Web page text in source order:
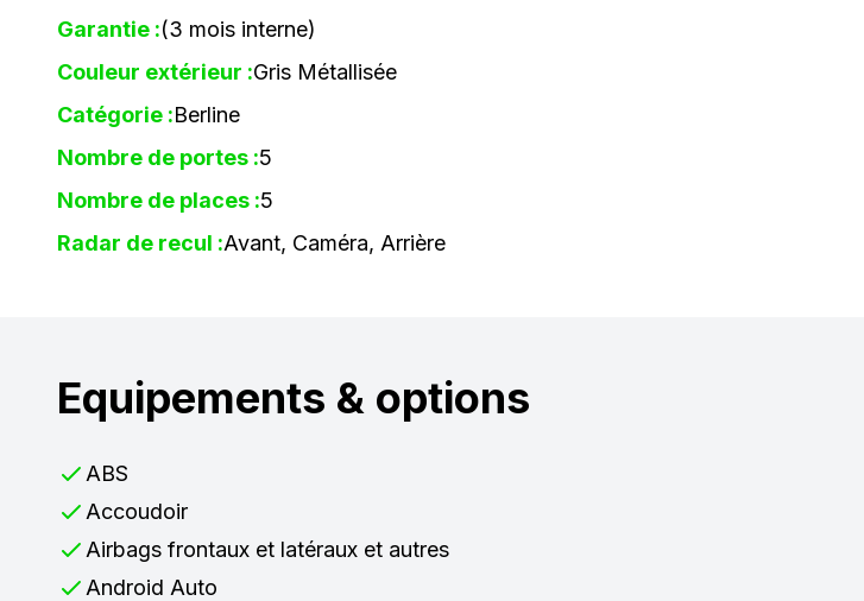
Garantie :(3 mois interne)
Couleur extérieur :Gris Métallisée
Catégorie :Berline
Nombre de portes :5
Nombre de places :5
Radar de recul :Avant, Caméra, Arrière
Equipements & options
ABS
Accoudoir
Airbags frontaux et latéraux et autres
Android Auto